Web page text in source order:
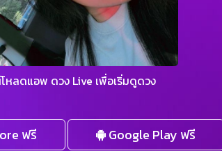
หลดแอพ ดวง Live เพื่อเริ่มดูดวง
ฟรี Google Play ฟรี